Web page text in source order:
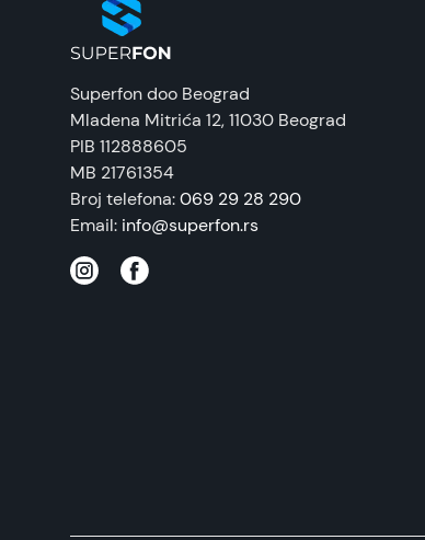
Prava potrošača:
Napomena:
Superfon doo Beograd
Mladena Mitrića 12, 11030 Beograd
PIB 112888605
MB 21761354
Broj telefona:069 29 28 290
Email: info@superfon.rs